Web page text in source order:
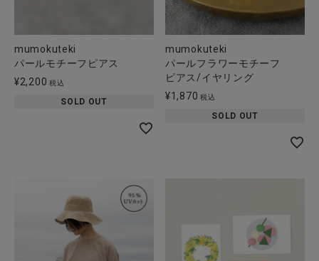
mumokuteki
パールモチーフピアス
¥2,200 税込
SOLD OUT
mumokuteki
パールフラワーモチーフ
ピアス/イヤリング
¥1,870 税込
SOLD OUT